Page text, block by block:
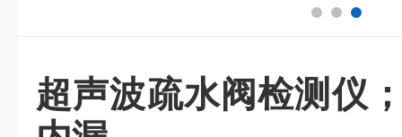
超声波疏水阀检测仪